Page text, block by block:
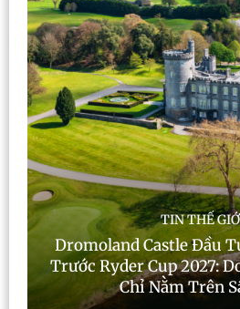
TIN THẾ
Dromoland Castle Đầu
Trước Ryder Cup 2027:
Chỉ Nằm Trên